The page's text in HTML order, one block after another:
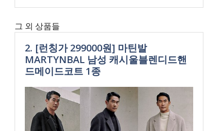
그 외 상품들
2. [런칭가 299000원] 마틴발
MARTYNBAL 남성 캐시울블렌디드핸
드메이드코트 1종